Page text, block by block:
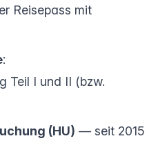
Reisepass mit
:
Teil I und II (bzw.
(HU) — seit 2015